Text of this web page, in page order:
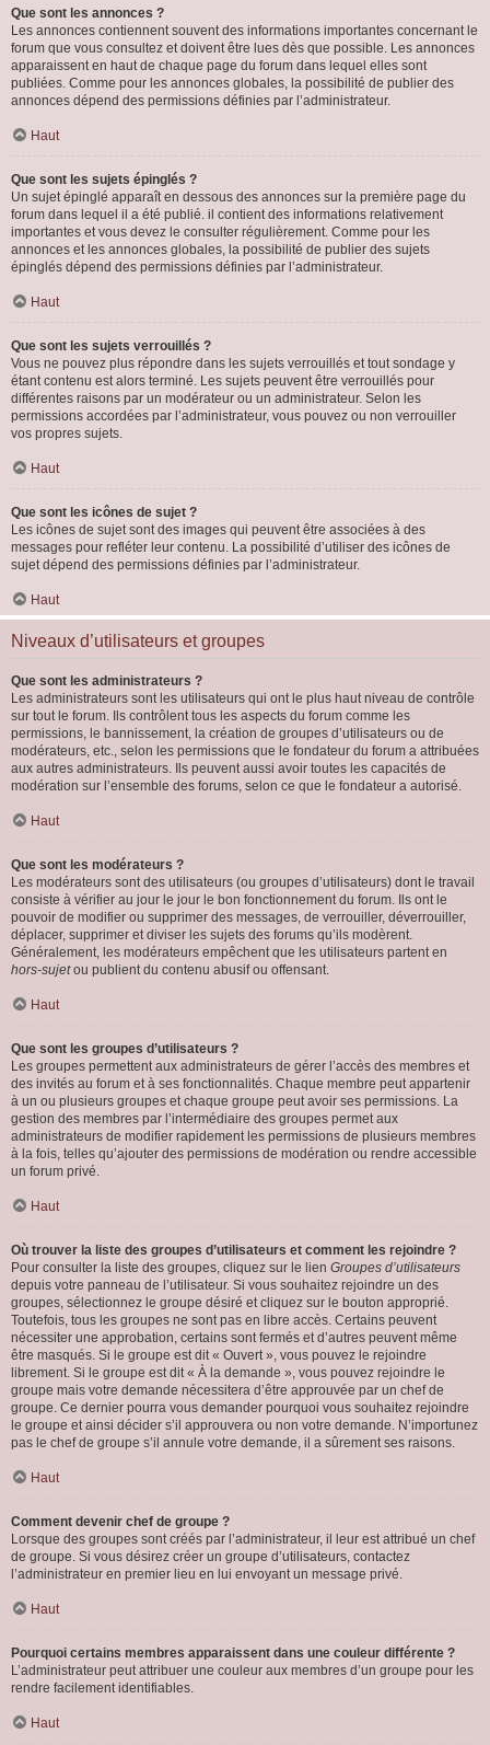
Que sont les annonces ?
Les annonces contiennent souvent des informations importantes concernant le
forum que vous consultez et doivent être lues dès que possible. Les annonces
apparaissent en haut de chaque page du forum dans lequel elles sont
publiées. Comme pour les annonces globales, la possibilité de publier des
annonces dépend des permissions définies par l’administrateur.
Haut
Que sont les sujets épinglés ?
Un sujet épinglé apparaît en dessous des annonces sur la première page du
forum dans lequel il a été publié. il contient des informations relativement
importantes et vous devez le consulter régulièrement. Comme pour les
annonces et les annonces globales, la possibilité de publier des sujets
épinglés dépend des permissions définies par l’administrateur.
Haut
Que sont les sujets verrouillés ?
Vous ne pouvez plus répondre dans les sujets verrouillés et tout sondage y
étant contenu est alors terminé. Les sujets peuvent être verrouillés pour
différentes raisons par un modérateur ou un administrateur. Selon les
permissions accordées par l’administrateur, vous pouvez ou non verrouiller
vos propres sujets.
Haut
Que sont les icônes de sujet ?
Les icônes de sujet sont des images qui peuvent être associées à des
messages pour refléter leur contenu. La possibilité d’utiliser des icônes de
sujet dépend des permissions définies par l’administrateur.
Haut
Niveaux d’utilisateurs et groupes
Que sont les administrateurs ?
Les administrateurs sont les utilisateurs qui ont le plus haut niveau de contrôle
sur tout le forum. Ils contrôlent tous les aspects du forum comme les
permissions, le bannissement, la création de groupes d’utilisateurs ou de
modérateurs, etc., selon les permissions que le fondateur du forum a attribuées
aux autres administrateurs. Ils peuvent aussi avoir toutes les capacités de
modération sur l’ensemble des forums, selon ce que le fondateur a autorisé.
Haut
Que sont les modérateurs ?
Les modérateurs sont des utilisateurs (ou groupes d’utilisateurs) dont le travail
consiste à vérifier au jour le jour le bon fonctionnement du forum. Ils ont le
pouvoir de modifier ou supprimer des messages, de verrouiller, déverrouiller,
déplacer, supprimer et diviser les sujets des forums qu’ils modèrent.
Généralement, les modérateurs empêchent que les utilisateurs partent en
hors-sujetou publient du contenu abusif ou offensant.
Haut
Que sont les groupes d’utilisateurs ?
Les groupes permettent aux administrateurs de gérer l’accès des membres et
des invités au forum et à ses fonctionnalités. Chaque membre peut appartenir
à un ou plusieurs groupes et chaque groupe peut avoir ses permissions. La
gestion des membres par l’intermédiaire des groupes permet aux
administrateurs de modifier rapidement les permissions de plusieurs membres
à la fois, telles qu’ajouter des permissions de modération ou rendre accessible
un forum privé.
Haut
Où trouver la liste des groupes d’utilisateurs et comment les rejoindre ?
Pour consulter la liste des groupes, cliquez sur le lien Groupes d’utilisateurs
depuis votre panneau de l’utilisateur. Si vous souhaitez rejoindre un des
groupes, sélectionnez le groupe désiré et cliquez sur le bouton approprié.
Toutefois, tous les groupes ne sont pas en libre accès. Certains peuvent
nécessiter une approbation, certains sont fermés et d’autres peuvent même
être masqués. Si le groupe est dit « Ouvert », vous pouvez le rejoindre
librement. Si le groupe est dit « À la demande », vous pouvez rejoindre le
groupe mais votre demande nécessitera d’être approuvée par un chef de
groupe. Ce dernier pourra vous demander pourquoi vous souhaitez rejoindre
le groupe et ainsi décider s’il approuvera ou non votre demande. N’importunez
pas le chef de groupe s’il annule votre demande, il a sûrement ses raisons.
Haut
Comment devenir chef de groupe ?
Lorsque des groupes sont créés par l’administrateur, il leur est attribué un chef
de groupe. Si vous désirez créer un groupe d’utilisateurs, contactez
l’administrateur en premier lieu en lui envoyant un message privé.
Haut
Pourquoi certains membres apparaissent dans une couleur différente ?
L’administrateur peut attribuer une couleur aux membres d’un groupe pour les
rendre facilement identifiables.
Haut